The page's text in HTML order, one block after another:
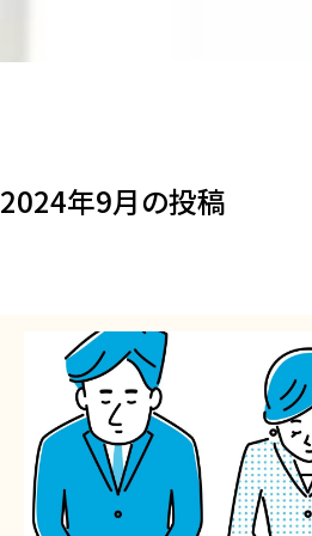
2024年9月の投稿